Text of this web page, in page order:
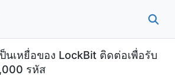
นเหยื่อของ LockBit ติดต่อเพื่อรับ
รหัส